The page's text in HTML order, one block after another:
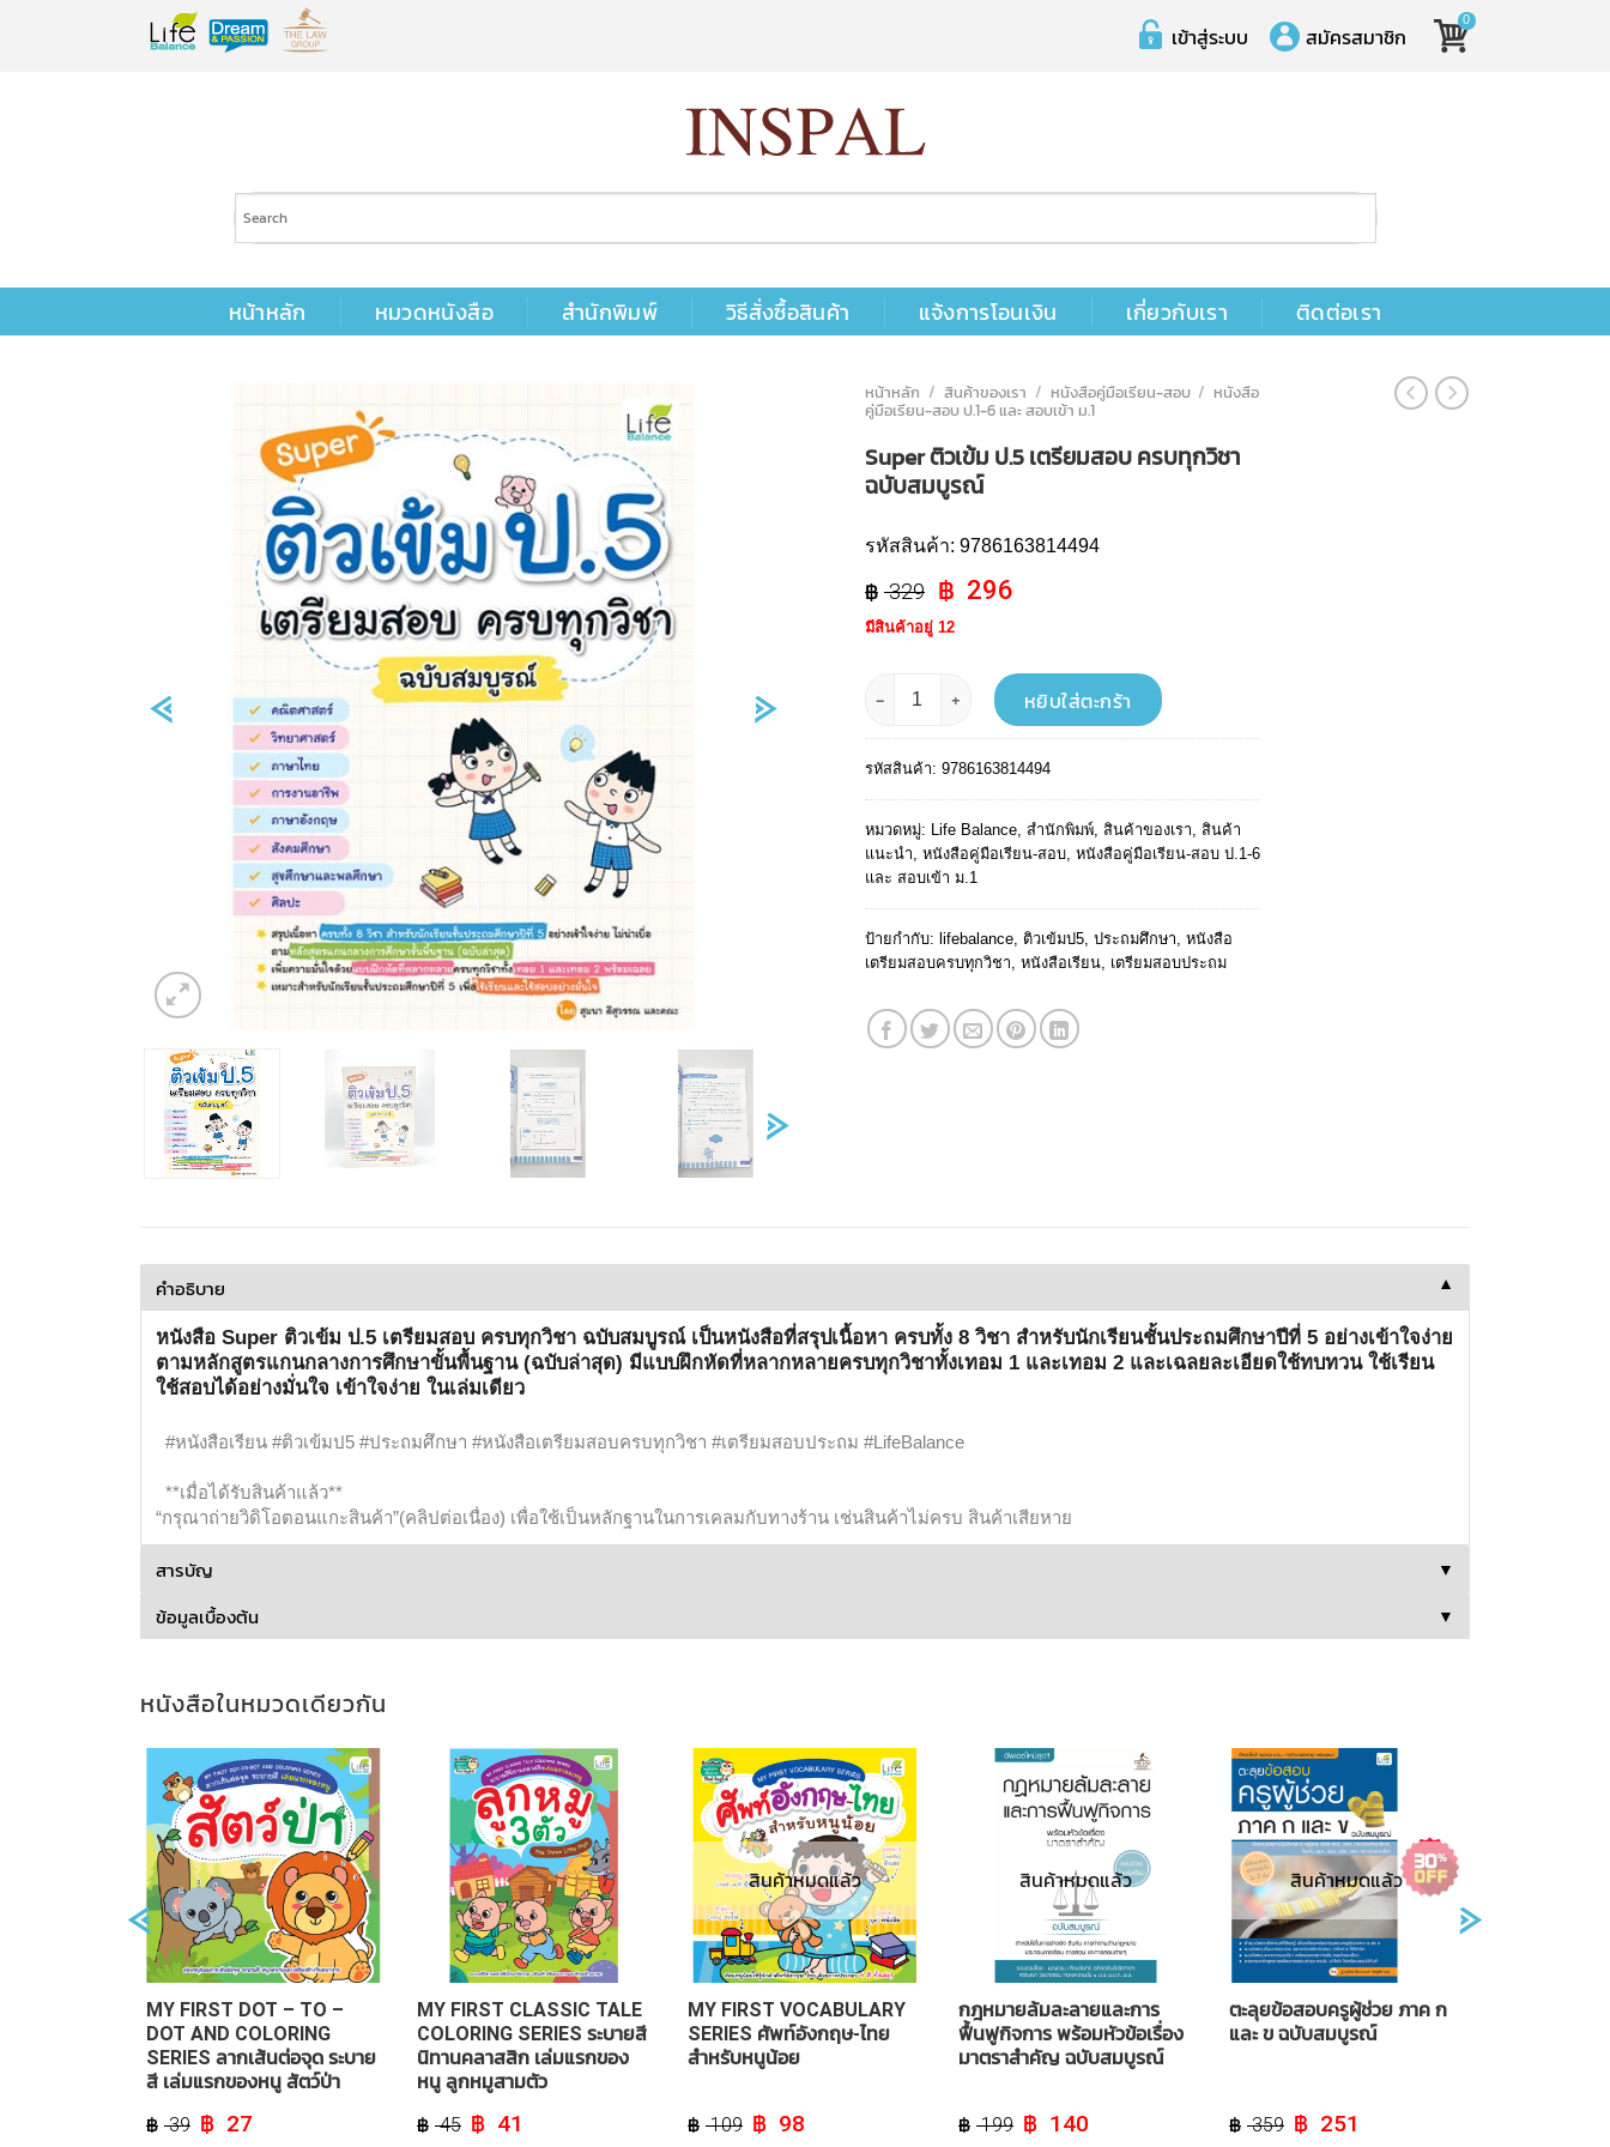
เข้าสู่ระบบ สมัครสมาชิก
0
หน้าหลัก หมวดหนังสือ สำนักพิมพ์ วิธีสั่งซื้อสินค้า แจ้งการโอนเงิน เกี่ยวกับเรา ติดต่อเรา
หน้าหลัก / สินค้าของเรา / หนังสือคู่มือเรียน-สอบ / หนังสือ
คู่มือเรียน-สอบ ป.1-6 และ สอบเข้า ม.1
Super ติวเข้ม ป.5 เตรียมสอบ ครบทุกวิชา
ฉบับสมบูรณ์
รหัสสินค้า: 9786163814494
329 Original
price
was:
฿ 329.
296
฿ 296.
มีสินค้าอยู่ 12
จำนวน Super ติวเข้ม ป.5 เตรียมสอบ ครบทุกวิชา ฉบับสมบูรณ์ ชิ้น
หยิบใส่ตะกร้า
รหัสสินค้า: 9786163814494
หมวดหมู่: Life Balance, สำนักพิมพ์, สินค้าของเรา, สินค้า
แนะนำ, หนังสือคู่มือเรียน-สอบ, หนังสือคู่มือเรียน-สอบ ป.1-6
และ สอบเข้า ม.1
ป้ายกำกับ: lifebalance, ติวเข้มป5, ประถมศึกษา, หนังสือ
เตรียมสอบครบทุกวิชา, หนังสือเรียน, เตรียมสอบประถม
คำอธิบาย ▼
หนังสือ Super ติวเข้ม ป.5 เตรียมสอบ ครบทุกวิชา ฉบับสมบูรณ์ เป็นหนังสือที่สรุปเนื้อหา ครบทั้ง 8 วิชา สำหรับนักเรียนชั้นประถมศึกษาปีที่ 5 อย่างเข้าใจง่าย
ตามหลักสูตรแกนกลางการศึกษาขั้นพื้นฐาน (ฉบับล่าสุด) มีแบบฝึกหัดที่หลากหลายครบทุกวิชาทั้งเทอม 1 และเทอม 2 และเฉลยละเอียดใช้ทบทวน ใช้เรียน
ใช้สอบได้อย่างมั่นใจ เข้าใจง่าย ในเล่มเดียว
#หนังสือเรียน #ติวเข้มป5 #ประถมศึกษา #หนังสือเตรียมสอบครบทุกวิชา #เตรียมสอบประถม #LifeBalance
**เมื่อได้รับสินค้าแล้ว**
“กรุณาถ่ายวิดิโอตอนแกะสินค้า”(คลิปต่อเนื่อง) เพื่อใช้เป็นหลักฐานในการเคลมกับทางร้าน เช่นสินค้าไม่ครบ สินค้าเสียหาย
สารบัญ ▼
ข้อมูลเบื้องต้น ▼
MY FIRST DOT – TO –
DOT AND COLORING
SERIES ลากเส้นต่อจุด ระบาย
สี เล่มแรกของหนู สัตว์ป่า
39 Original
price27Current
MY FIRST CLASSIC TALE
COLORING SERIES ระบายสี
นิทานคลาสสิก เล่มแรกของ
หนู ลูกหมูสามตัว
45 Original
price41
สินค้าหมดแล้ว
MY FIRST VOCABULARY
SERIES ศัพท์อังกฤษ-ไทย
สำหรับหนูน้อย
109 Original
price98Current
price
สินค้าหมดแล้ว
กฎหมายล้มละลายและการ
ฟื้นฟูกิจการ พร้อมหัวข้อเรื่อง
มาตราสำคัญ ฉบับสมบูรณ์
199 Original
price140Current
price
สินค้าหมดแล้ว
ตะลุยข้อสอบครูผู้ช่วย ภาค ก
และ ข ฉบับสมบูรณ์
359 Original
price251